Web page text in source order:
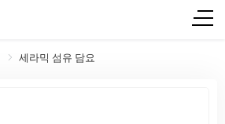
세라믹 섬유 담요